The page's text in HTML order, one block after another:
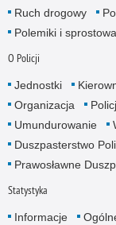
Ruch drogowy
Polemiki i
O Policji
Jednostki
Organizacja
Umundurowanie
Duszpasterstwo
Prawosławne
Statystyka
Informacje